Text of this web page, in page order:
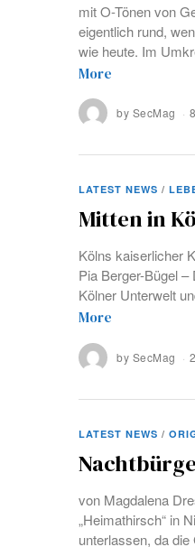
mit O-Tönen von
eigentlich rund,
wie heute. Im
More
by SecMag
LATEST NEWS /
Mitten in
Kölns kaiserlicher
Pia Berger-Bügel
Kölner Unterwelt
More
by SecMag
LATEST NEWS /
von Magdalena
„Heimathirsch“ in
unterlassen, da